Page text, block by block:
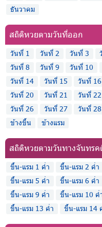
ธันวาคม
สถิติหวยตามวันที่ออก
วันที่ 1 วันที่ 2 วันที่ 3
วันที่ 8
วันที่ 9 วันที่ 10
วันที่ 14
วันที่ 15 วันที่ 16
วันที่ 20
วันที่ 21 วันที่ 22
วันที่ 26
วันที่ 27 วันที่ 28
ข้างขึ้น
ข้างแรม
สถิติหวยตามวันทางจันทรค
ขึ้น-แรม 1 ค่ำ ขึ้น-แรม 2 ค่ำ
ขึ้น-แรม 5 ค่ำ
ขึ้น-แรม 6 ค่ำ
ขึ้น-แรม 9 ค่ำ
ขึ้น-แรม 10 ค่
ขึ้น-แรม 13 ค่ำ
ขึ้น-แรม 14